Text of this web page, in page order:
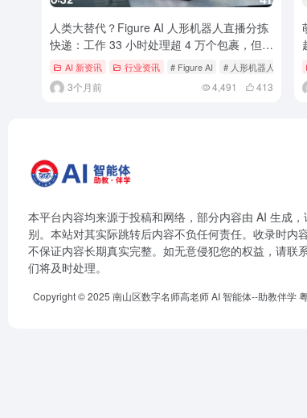
人类大替代？Figure AI 人形机器人直播分拣
快递：工作 33 小时处理超 4 万个包裹，但还
有瑕疵
AI 新资讯 行业资讯 # Figure AI # 人形机器人
3个月前 4,491 413
本平台内容均来源于投稿和网络，部分内容由 AI 生成
别。本站对其实际跳转后内容不负任何责任。收录时内
不保证内容长期真实完整。如无意侵犯您的权益，请联
们将及时处理。
Copyright © 2025 南山区数字名师高老师AI 智能体--助教伴学